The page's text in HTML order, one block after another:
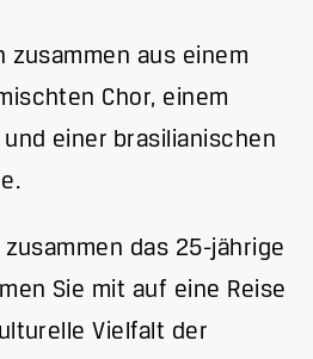
zusammen aus einem
Chor, einem
einer brasilianischen
das 25-jährige
Sie mit auf eine Reise
Vielfalt der